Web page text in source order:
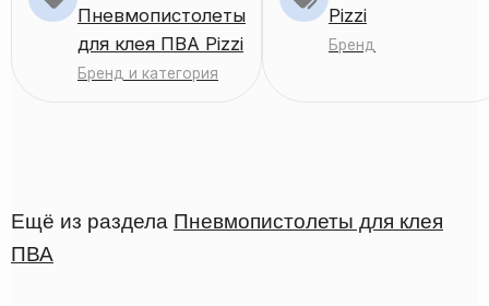
Пневмопистолеты
для клея ПВА Pizzi
Бренд и категория
Pizzi
Бренд
Ещё из раздела Пневмопистолеты для клея
ПВА